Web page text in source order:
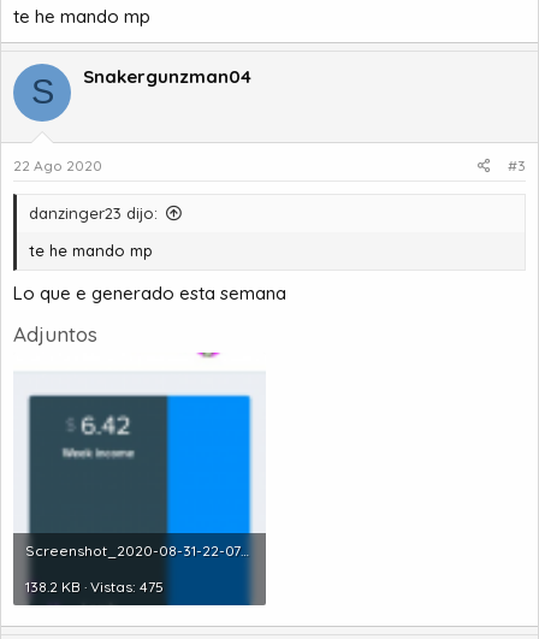
te he mando mp
S Snakergunzman04
22 Ago 2020 #3
danzinger23 dijo:
te he mando mp
Lo que e generado esta semana
Adjuntos
Screenshot_2020-08-31-22-07-28~2.png
138.2 KB · Vistas: 475